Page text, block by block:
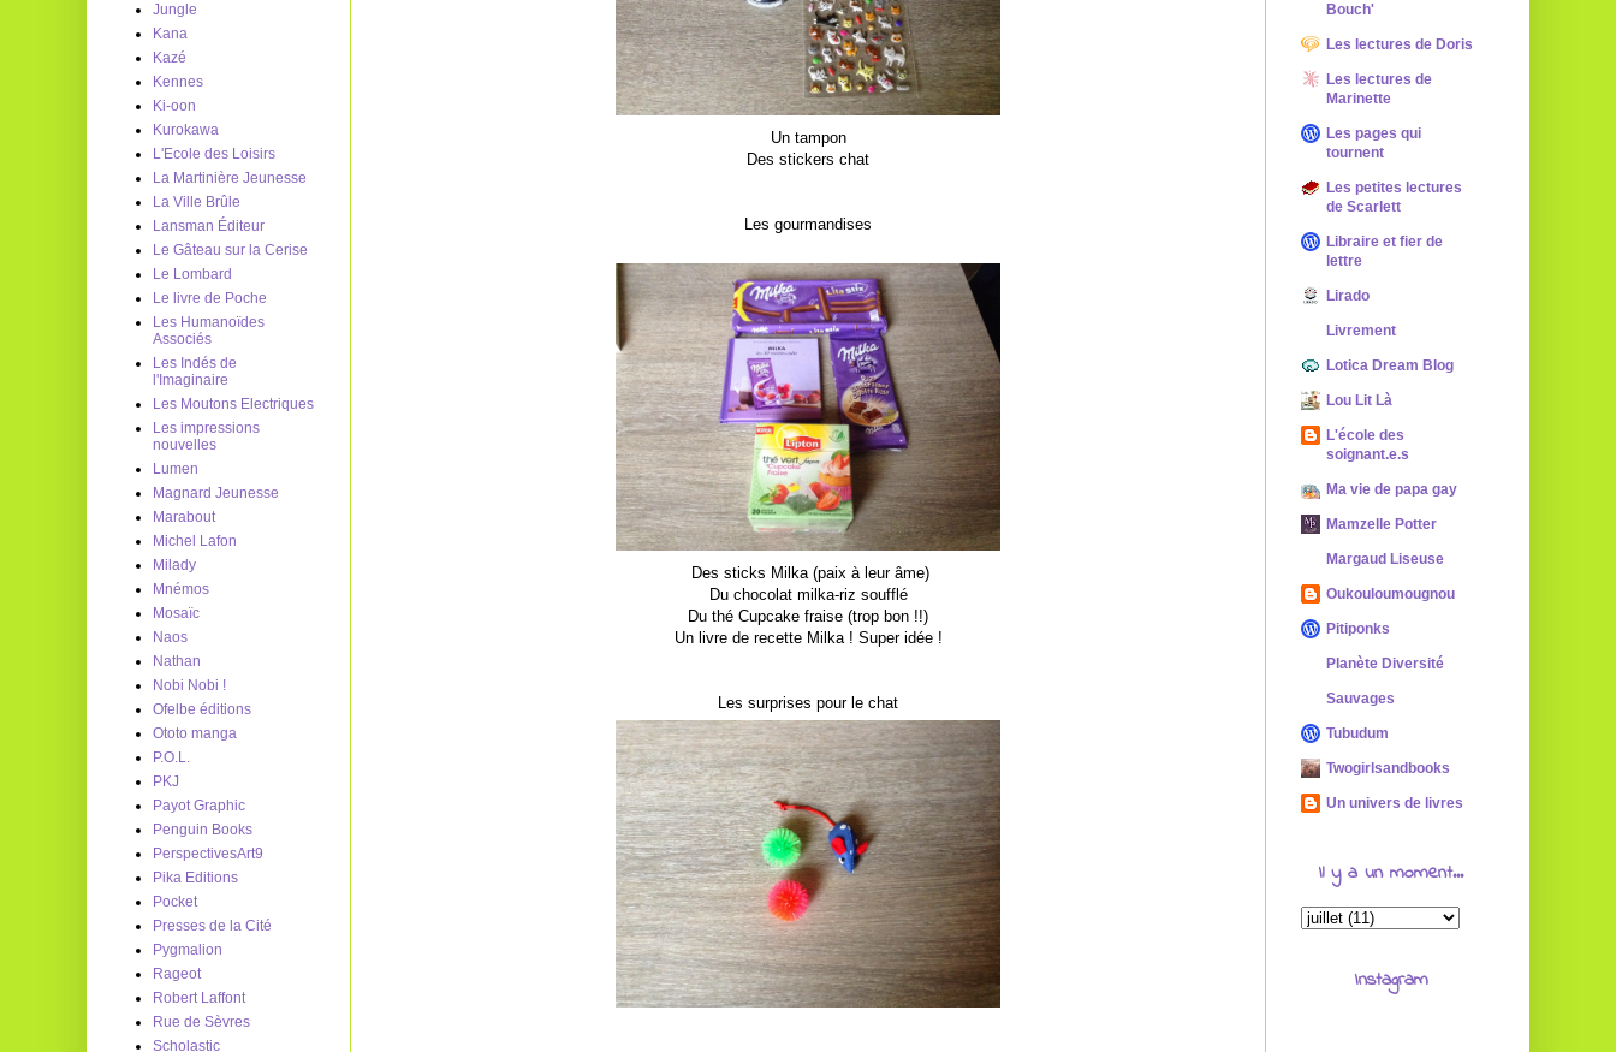
Un tampon
Des stickers chat
Les gourmandises
Des sticks Milka (paix à leur âme)
Du chocolat milka-riz soufflé
Du thé Cupcake fraise (trop bon !!)
Un livre de recette Milka ! Super idée !
Les surprises pour le chat
Jungle
Kana
Kazé
Kennes
Ki-oon
Kurokawa
L'Ecole des Loisirs
La Martinière Jeunesse
La Ville Brûle
Lansman Éditeur
Le Gâteau sur la Cerise
Le Lombard
Le livre de Poche
Les Humanoïdes
Associés
Les Indés de
l'Imaginaire
Les Moutons Electriques
Les impressions
nouvelles
Lumen
Magnard Jeunesse
Marabout
Michel Lafon
Milady
Mnémos
Mosaïc
Naos
Nathan
Nobi Nobi !
Ofelbe éditions
Ototo manga
P.O.L.
PKJ
Payot Graphic
Penguin Books
PerspectivesArt9
Pika Editions
Pocket
Presses de la Cité
Pygmalion
Rageot
Robert Laffont
Rue de Sèvres
Scholastic
Bouch'
Les lectures de Doris
Les lectures de
Marinette
Les pages qui
tournent
Les petites lectures
de Scarlett
Libraire et fier de
lettre
Lirado
Livrement
Lotica Dream Blog
Lou Lit Là
L'école des
soignant.e.s
Ma vie de papa gay
Mamzelle Potter
Margaud Liseuse
Oukouloumougnou
Pitiponks
Planète Diversité
Sauvages
Tubudum
Twogirlsandbooks
Un univers de livres
Il y a un moment...
Instagram